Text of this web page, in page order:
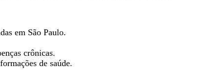
em São Paulo.
crônicas.
de saúde.